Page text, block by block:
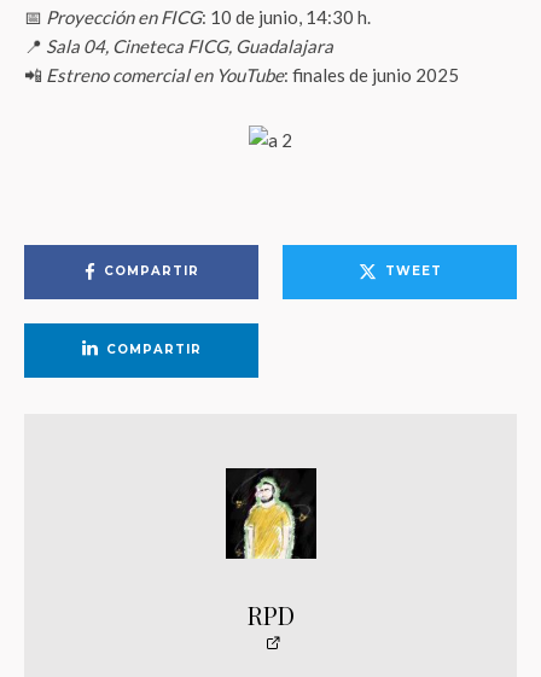
📅 Proyección en FICG: 10 de junio, 14:30 h.
📍 Sala 04, Cineteca FICG, Guadalajara
📲 Estreno comercial en YouTube: finales de junio 2025
COMPARTIR TWEET
COMPARTIR
RPD